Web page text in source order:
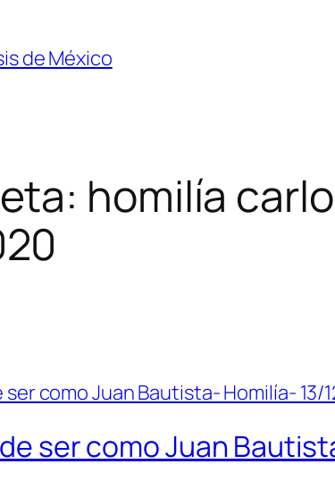
de México
homilía
ser como Juan